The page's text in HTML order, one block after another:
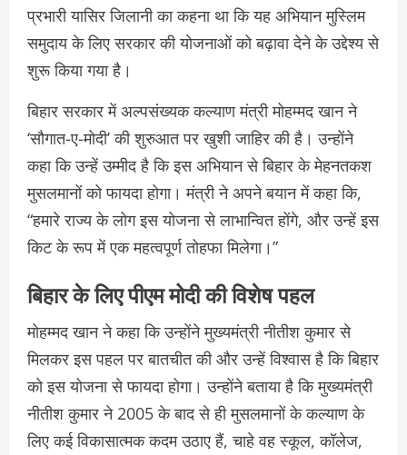
प्रभारी यासिर जिलानी का कहना था कि यह अभियान मुस्लिम
समुदाय के लिए सरकार की योजनाओं को बढ़ावा देने के उद्देश्य से
शुरू किया गया है।
बिहार सरकार में अल्पसंख्यक कल्याण मंत्री मोहम्मद खान ने
‘सौगात-ए-मोदी’ की शुरुआत पर खुशी जाहिर की है। उन्होंने
कहा कि उन्हें उम्मीद है कि इस अभियान से बिहार के मेहनतकश
मुसलमानों को फायदा होगा। मंत्री ने अपने बयान में कहा कि,
“हमारे राज्य के लोग इस योजना से लाभान्वित होंगे, और उन्हें इस
किट के रूप में एक महत्वपूर्ण तोहफा मिलेगा।”
बिहार के लिए पीएम मोदी की विशेष पहल
मोहम्मद खान ने कहा कि उन्होंने मुख्यमंत्री नीतीश कुमार से
मिलकर इस पहल पर बातचीत की और उन्हें विश्वास है कि बिहार
को इस योजना से फायदा होगा। उन्होंने बताया है कि मुख्यमंत्री
नीतीश कुमार ने 2005 के बाद से ही मुसलमानों के कल्याण के
लिए कई विकासात्मक कदम उठाए हैं, चाहे वह स्कूल, कॉलेज,